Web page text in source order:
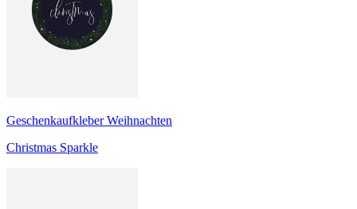
Geschenkaufkleber Weihnachten
Christmas Sparkle